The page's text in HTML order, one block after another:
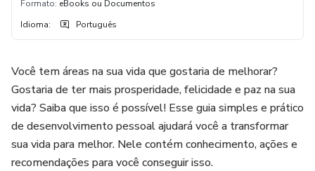
Formato: eBooks ou Documentos
Idioma: Português
Você tem áreas na sua vida que gostaria de melhorar?
Gostaria de ter mais prosperidade, felicidade e paz na sua
vida? Saiba que isso é possível! Esse guia simples e prático
de desenvolvimento pessoal ajudará você a transformar
sua vida para melhor. Nele contém conhecimento, ações e
recomendações para você conseguir isso.